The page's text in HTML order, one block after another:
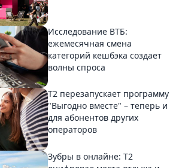
Исследование ВТБ:
ежемесячная смена
категорий кешбэка создает
волны спроса
Т2 перезапускает программу
"Выгодно вместе" – теперь и
для абонентов других
операторов
Зубры в онлайне: Т2